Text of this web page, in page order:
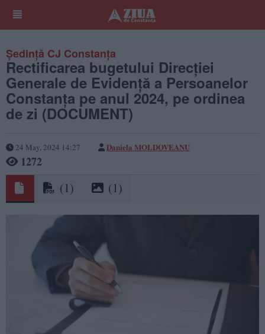
Ședință CJ Constanța
Rectificarea bugetului Direcției
Generale de Evidență a Persoanelor
Constanța pe anul 2024, pe ordinea
de zi (DOCUMENT)
24 May, 2024 14:27 Daniela MOLDOVEANU
1272
(1) (1)